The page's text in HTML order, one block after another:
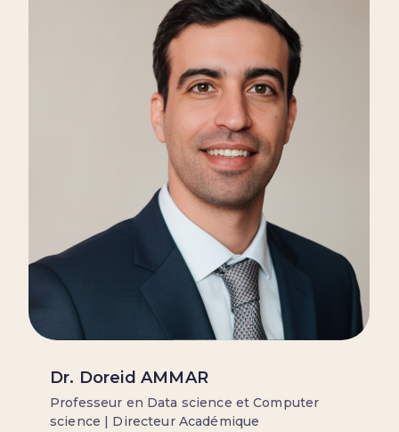
Dr. Doreid AMMAR
Professeur en Data science et Computer
science | Directeur Académique